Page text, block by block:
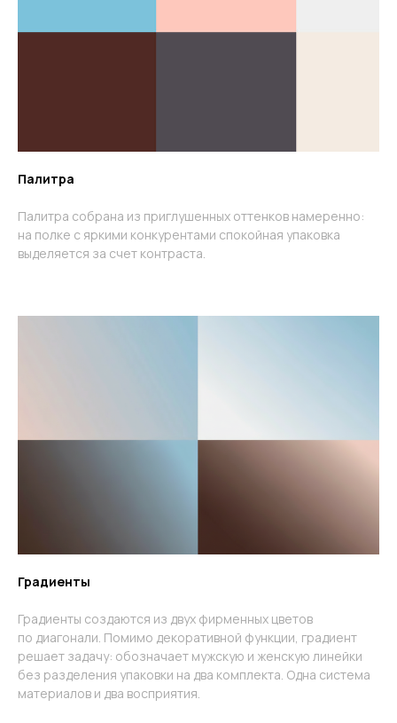
Палитра
Палитра собрана из приглушенных оттенков намеренно:
на полке с яркими конкурентами спокойная упаковка
выделяется за счет контраста.
Градиенты
Градиенты создаются из двух фирменных цветов
по диагонали. Помимо декоративной функции, градиент
решает задачу: обозначает мужскую и женскую линейки
без разделения упаковки на два комплекта. Одна система
материалов и два восприятия.